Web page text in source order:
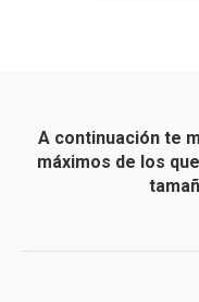
A continuación te
máximos de los